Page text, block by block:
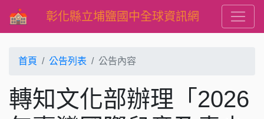
彰化縣立埔鹽國中全球資訊網
首頁 公告列表 公告內容
轉知文化部辦理「2026